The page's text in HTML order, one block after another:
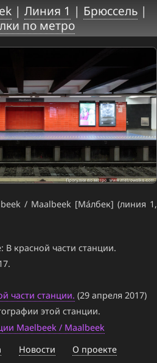
| Линия 1 | Брюссель |
по метро
/ Maalbeek [Ма́лбек] (линия 1,
красной части станции.
части станции. (29 апреля 2017)
этой станции.
Maelbeek / Maalbeek
Новости
О проекте